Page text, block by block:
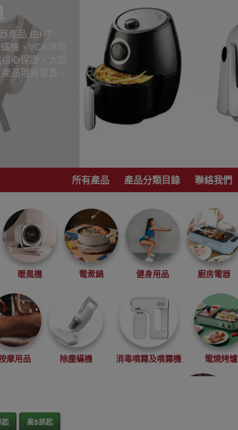
產品 由HT-
機、VC618吸
心保證，大部
品現貨發售，
所有產品 產品分類目錄 聯絡我們
暖風機 電煮鍋 健身用品 廚房電器
摩用品 除塵蟎機 消毒噴霧及噴霧機 電燒烤爐
高$排起